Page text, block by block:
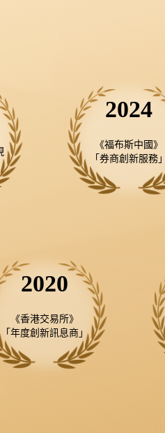
2024
《福布斯中國》
「券商創新服務」
2020
《香港交易所》
「年度創新訊息商」